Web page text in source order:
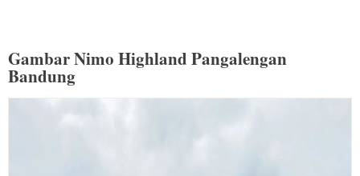
Gambar Nimo Highland Pangalengan
Bandung